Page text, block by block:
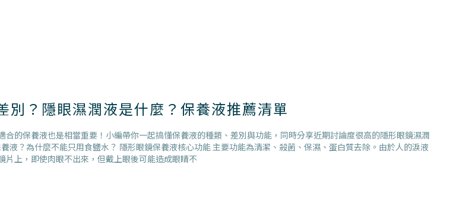
別？隱眼濕潤液是什麼？保養液推薦清單
的保養液也是相當重要！小編帶你一起搞懂保養液的種類、差別與功能，同時分享近期討論度很高的隱形眼鏡濕潤
？為什麼不能只用食鹽水？ 隱形眼鏡保養液核心功能 主要功能為清潔、殺菌、保濕、蛋白質去除。由於人的淚液
上，即使肉眼不出來，但戴上眼後可能造成眼睛不